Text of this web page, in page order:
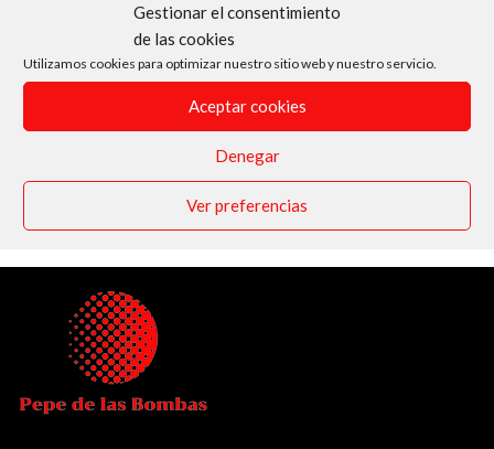
Gestionar el consentimiento
de las cookies
Utilizamos cookies para optimizar nuestro sitio web y nuestro servicio.
Aceptar cookies
Denegar
Ver preferencias